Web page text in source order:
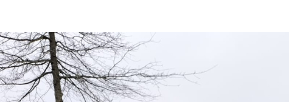
Vrijwilligers gevraagd